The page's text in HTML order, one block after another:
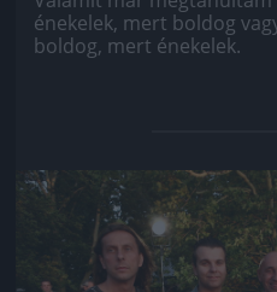
énekelek, mert boldog
boldog, mert énekelek.
Jön